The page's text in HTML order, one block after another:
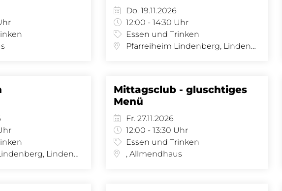
Do. 19.11.2026
12:00 - 14:30 Uhr
Essen und Trinken
Pfarreiheim Lindenberg, Lindenberg 8 - Saal, Lindenberg 8, 4058 Basel
Pfarreiheim Lindenberg, Lindenberg 8 - Saal, Lindenberg 8, 4058 Basel
Mittagsclub - gluschtiges
Menü
Fr. 27.11.2026
12:00 - 13:30 Uhr
Essen und Trinken
, Allmendhaus